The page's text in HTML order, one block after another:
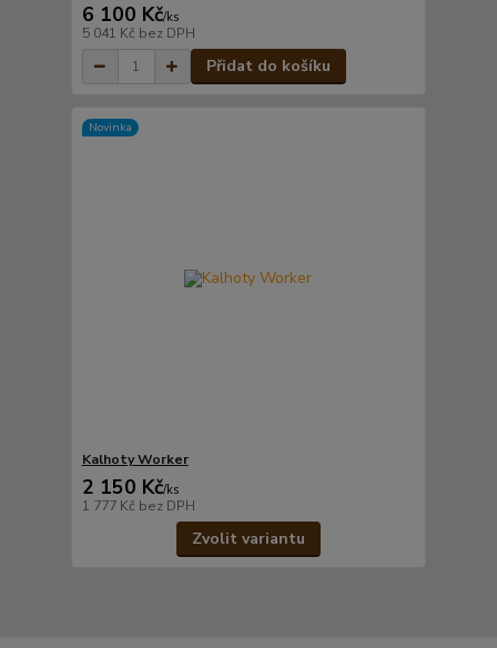
6 100 Kč/ks
5 041 Kč bez DPH
Přidat do košíku
Novinka
Kalhoty Worker
2 150 Kč/ks
1 777 Kč bez DPH
Zvolit variantu